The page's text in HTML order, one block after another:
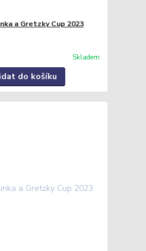
a Gretzky Cup 2023
Skladem
do košíku